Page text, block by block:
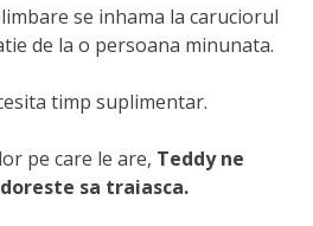
se inhama la caruciorul
de la o persoana minunata.
timp suplimentar.
pe care le are, Teddy ne
sa traiasca.